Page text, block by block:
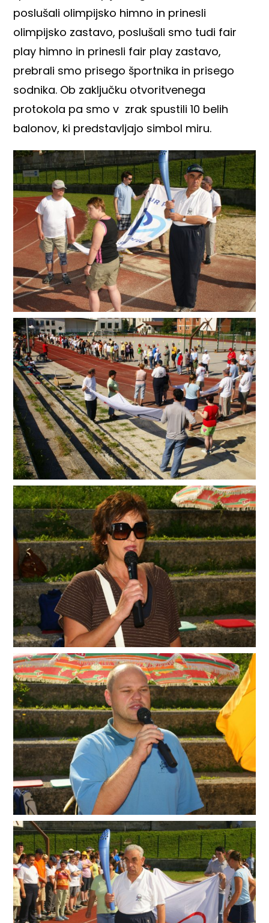
poslušali olimpijsko himno in prinesli
olimpijsko zastavo, poslušali smo tudi fair
play himno in prinesli fair play zastavo,
prebrali smo prisego športnika in prisego
sodnika. Ob zaključku otvoritvenega
protokola pa smo v zrak spustili 10 belih
balonov, ki predstavljajo simbol miru.